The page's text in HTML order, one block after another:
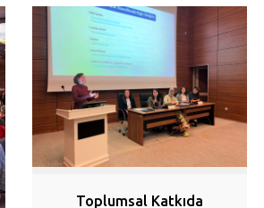
Toplumsal Katkıda